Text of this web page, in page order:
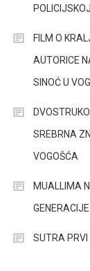
FILM O
AUTORICE
SINOĆ U
SREBRNA
VOGOŠĆA
MUALLIMA
GENERACIJE
SUTRA PRVI